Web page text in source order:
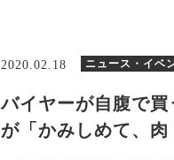
2020.02.18 ニュース・イベ
バイヤーが自腹で
が「かみしめて、肉